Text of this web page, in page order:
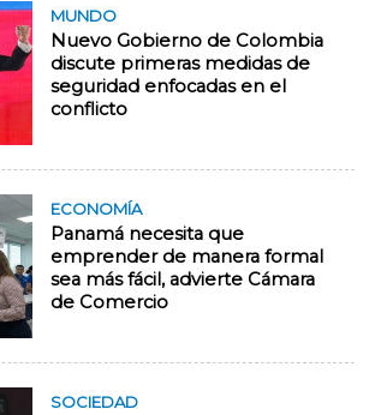
MUNDO
Nuevo Gobierno de Colombia
discute primeras medidas de
seguridad enfocadas en el
conflicto
ECONOMÍA
Panamá necesita que
emprender de manera formal
sea más fácil, advierte Cámara
de Comercio
SOCIEDAD